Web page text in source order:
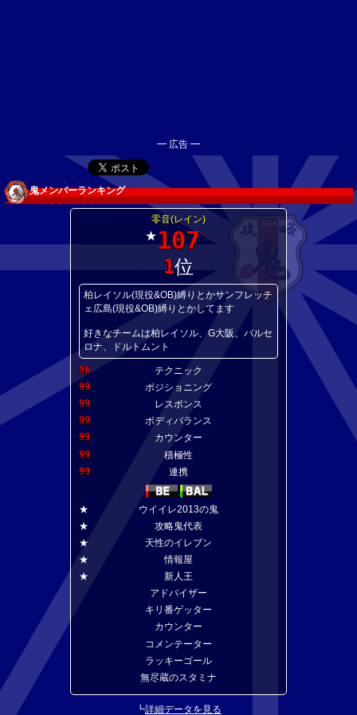
━ 広告 ━
鬼メンバーランキング
零音(レイン)
★107
1位
柏レイソル(現役&OB)縛りとかサンフレッチ
ェ広島(現役&OB)縛りとかしてます
好きなチームは柏レイソル、G大阪、バルセ
ロナ、ドルトムント
96
テクニック
99
ポジショニング
99
レスポンス
99
ボディバランス
99
カウンター
99
積極性
99
連携
★
ウイイレ2013の鬼
★
攻略鬼代表
★
天性のイレブン
★
情報屋
★
新人王
アドバイザー
キリ番ゲッター
カウンター
コメンテーター
ラッキーゴール
無尽蔵のスタミナ
┗詳細データを見る